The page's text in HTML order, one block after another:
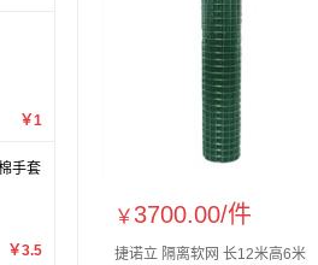
￥1
手套
￥3.5
￥ 3700.00/件
捷诺立 隔离软网 长12米高6米